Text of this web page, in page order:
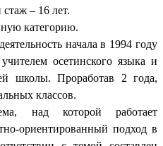
– 16 лет.
категорию.
начала в 1994 году
осетинского языка и
школы. Проработав 2 года,
классов.
над которой работает
ориентированный подход в